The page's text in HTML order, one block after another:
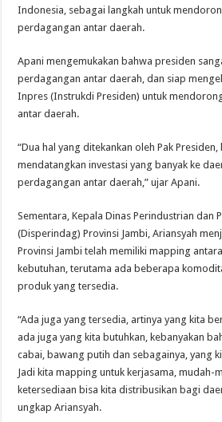
Indonesia, sebagai langkah untuk
perdagangan antar daerah.
Apani mengemukakan bahwa presiden
perdagangan antar daerah, dan siap
Inpres (Instrukdi Presiden) untuk
antar daerah.
“Dua hal yang ditekankan oleh Pak
mendatangkan investasi yang banyak ke
perdagangan antar daerah,” ujar Apani.
Sementara, Kepala Dinas Perindustrian dan
(Disperindag) Provinsi Jambi, Ariansyah
Provinsi Jambi telah memiliki mapping
kebutuhan, terutama ada beberapa
produk yang tersedia.
“Ada juga yang tersedia, artinya yang kita
ada juga yang kita butuhkan, kebanyakan
cabai, bawang putih dan sebagainya, yang
Jadi kita mapping untuk kerjasama, mudah-
ketersediaan bisa kita distribusikan bagi
ungkap Ariansyah.